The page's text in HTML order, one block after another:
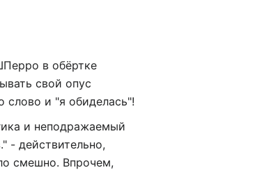
в обёртке
свой опус
и "я обиделась"!
и неподражаемый
- действительно,
смешно. Впрочем,